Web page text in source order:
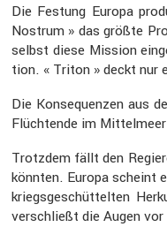
Die Festung Europa
Nostrum » das größte
selbst diese Mission
tion. « Triton » deckt nur
Die Konse­quenzen aus
Flüch­tende im
Trotzdem fällt den
könnten. Europa scheint
kriegs­ge­schüt­telten
verschließt die Augen